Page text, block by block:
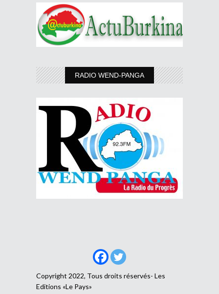
RADIO WEND-PANGA
Copyright 2022, Tous droits réservés- Les
Editions «Le Pays»